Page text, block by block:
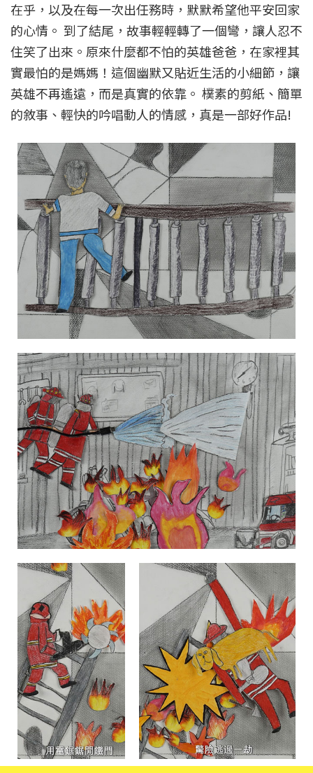
在乎，以及在每一次出任務時，默默希望他平安回家
的心情。 到了結尾，故事輕輕轉了一個彎，讓人忍不
住笑了出來。原來什麼都不怕的英雄爸爸，在家裡其
實最怕的是媽媽！這個幽默又貼近生活的小細節，讓
英雄不再遙遠，而是真實的依靠。 樸素的剪紙、簡單
的敘事、輕快的吟唱動人的情感，真是一部好作品!